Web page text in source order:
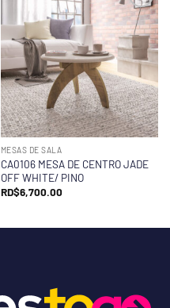
MESAS DE SALA
CA0106 MESA DE CENTRO JADE
OFF WHITE/ PINO
RD$6,700.00